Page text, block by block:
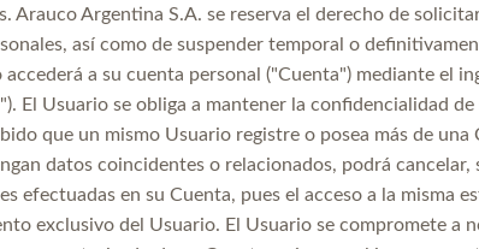
Arauco Argentina S.A. se reserva el derecho de
así como de suspender temporal o
accederá a su cuenta personal ("Cuenta") mediante el
El Usuario se obliga a mantener la confidencialidad
que un mismo Usuario registre o posea más de
datos coincidentes o relacionados, podrá
efectuadas en su Cuenta, pues el acceso a la misma
exclusivo del Usuario. El Usuario se compromete